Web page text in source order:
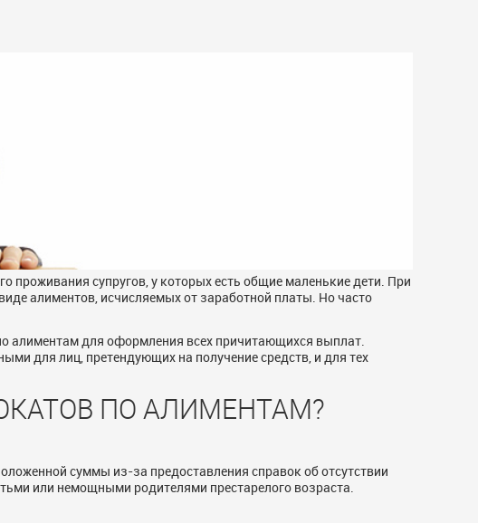
проживания супругов, у которых есть общие маленькие дети. При
алиментов, исчисляемых от заработной платы. Но часто
алиментам для оформления всех причитающихся выплат.
для лиц, претендующих на получение средств, и для тех
ПО АЛИМЕНТАМ?
суммы из-за предоставления справок об отсутствии
или немощными родителями престарелого возраста.